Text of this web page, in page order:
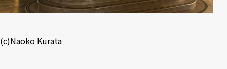
(c)Naoko Kurata